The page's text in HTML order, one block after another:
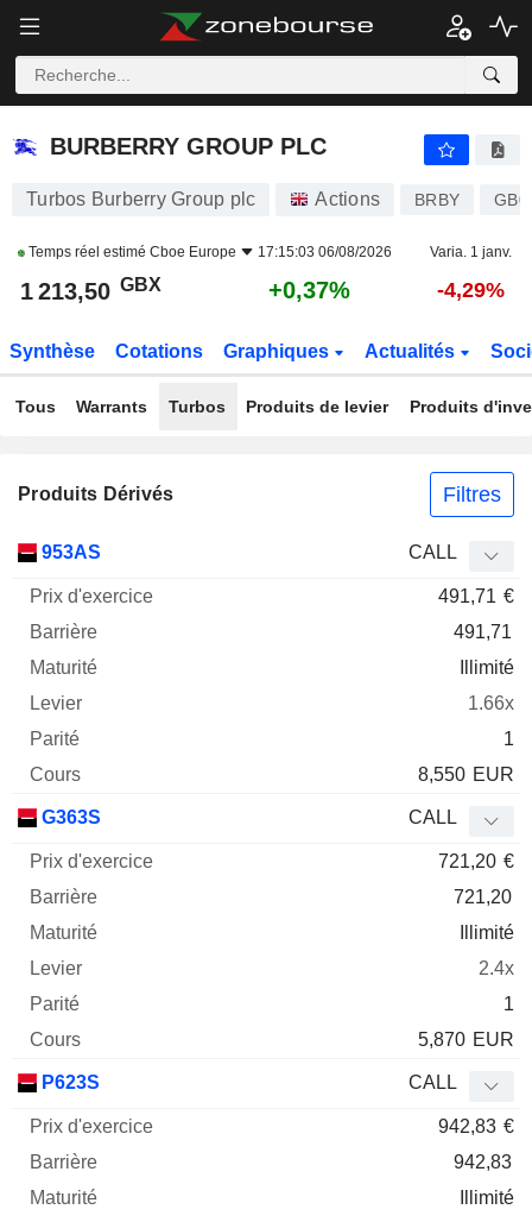
BURBERRY GROUP PLC
BURBERRY GROUP PLC
Turbos Burberry Group plc Actions BRBY
Temps réel estimé Cboe Europe 17:15:03 06/08/2026 Varia. 1 janv.
1 213,50 GBX +0,37% -4,29%
Synthèse Cotations Graphiques Actualités
Tous Warrants Turbos Produits de levier Produits
Produits Dérivés Filtres
Mnemo Type
953AS CALL
491,71 €
491,71
Illimité
1.66x
1
8,550 EUR
G363S CALL
721,20 €
721,20
Illimité
2.4x
1
5,870 EUR
P623S CALL
942,83 €
942,83
Illimité